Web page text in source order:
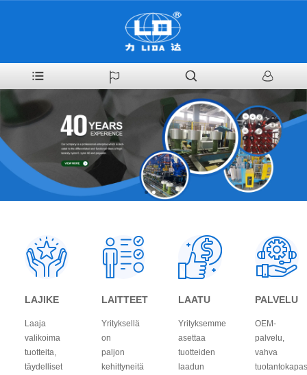
LAJIKE
Laaja
valikoima
tuotteita,
täydelliset
LAITTEET
Yrityksellä
on
paljon
kehittyneitä
LAATU
Yrityksemme
asettaa
tuotteiden
laadun
PALVELU
OEM-
palvelu,
vahva